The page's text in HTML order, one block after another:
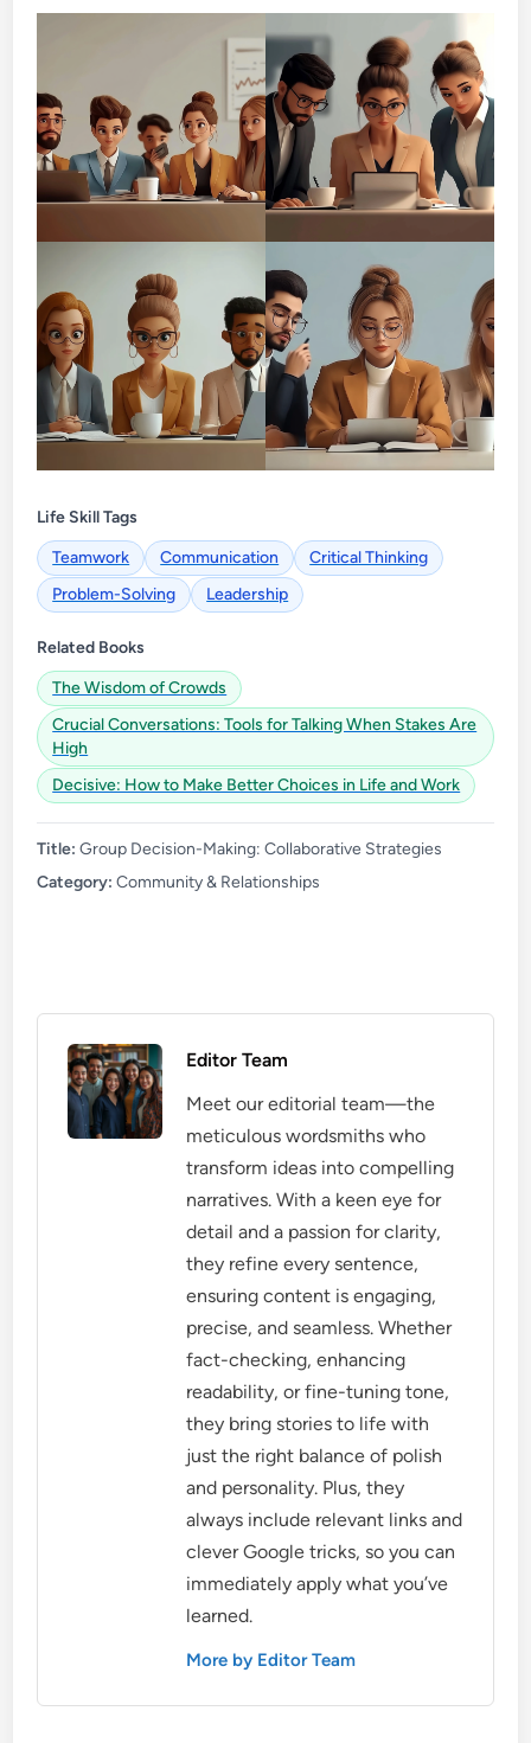
Life Skill Tags
Teamwork
Communication
Critical Thinking
Problem-Solving
Leadership
Related Books
The Wisdom of Crowds
Crucial Conversations: Tools for Talking When Stakes Are
High
Decisive: How to Make Better Choices in Life and Work
Title: Group Decision-Making: Collaborative Strategies
Category: Community & Relationships
Editor Team
Meet our editorial team—the
meticulous wordsmiths who
transform ideas into compelling
narratives. With a keen eye for
detail and a passion for clarity,
they refine every sentence,
ensuring content is engaging,
precise, and seamless. Whether
fact-checking, enhancing
readability, or fine-tuning tone,
they bring stories to life with
just the right balance of polish
and personality. Plus, they
always include relevant links and
clever Google tricks, so you can
immediately apply what you’ve
learned.
More by Editor Team